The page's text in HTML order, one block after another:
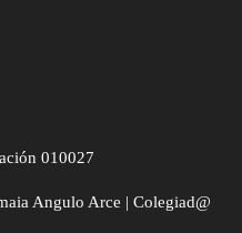
010027
Angulo Arce | Colegiad@